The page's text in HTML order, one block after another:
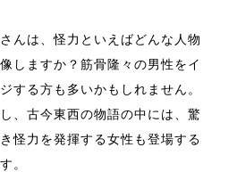
んは、怪力といえばどんな人物
しますか？筋骨隆々の男性をイ
する方も多いかもしれません。
、古今東西の物語の中には、驚
怪力を発揮する女性も登場する
。